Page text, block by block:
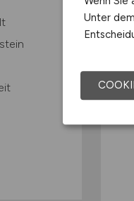
Unter